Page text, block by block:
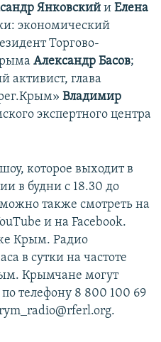
Янковский и Елена
экономический
Торгово-
Александр Басов;
активист, глава
Владимир
экспертного центра
которое выходит в
в будни с 18.30 до
также смотреть на
и на Facebook.
Крым. Радио
в сутки на частоте
Крымчане могут
телефону 8 800 100 69